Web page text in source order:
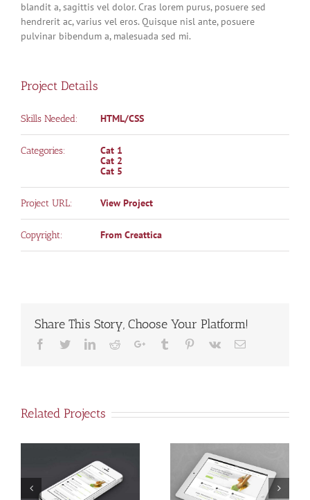
blandit a, sagittis vel dolor. Cras lorem purus, posuere sed
hendrerit ac, varius vel eros. Quisque nisl ante, posuere
pulvinar bibendum a, malesuada sed mi.
Project Details
Skills Needed: HTML/CSS
Categories:
Cat 1
Cat 2
Cat 5
Project URL: View Project
Copyright: From Creattica
Share This Story, Choose Your Platform!
Facebook
TwitterLinkedIn
RedditGoogle+Tumblr Pinterest
Vk Email
Related Projects
Proin Sodales Nam Viverra